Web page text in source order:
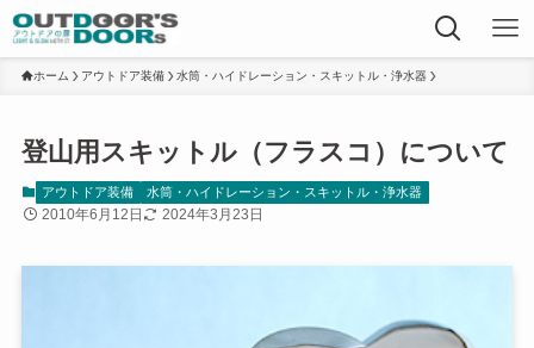
ホーム アウトドア装備 水筒・ハイドレーション・スキットル・浄水器
登山用スキットル（フラスコ）について
アウトドア装備 水筒・ハイドレーション・スキットル・浄水器
2010年6月12日 2024年3月23日